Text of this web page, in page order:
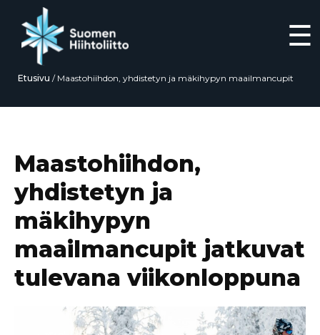
☰
Etusivu / Maastohiihdon, yhdistetyn ja mäkihypyn maailmancupit
Maastohiihdon,
yhdistetyn ja
mäkihypyn
maailmancupit jatkuvat
tulevana viikonloppuna